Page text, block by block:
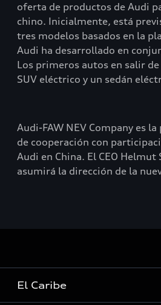
oferta de productos de Audi
chino. Inicialmente, está
tres modelos basados en la
Audi ha desarrollado en
Los primeros autos en salir
SUV eléctrico y un sedán
Audi-FAW NEV Company es
de cooperación con
Audi en China. El CEO
asumirá la dirección de la
El Caribe